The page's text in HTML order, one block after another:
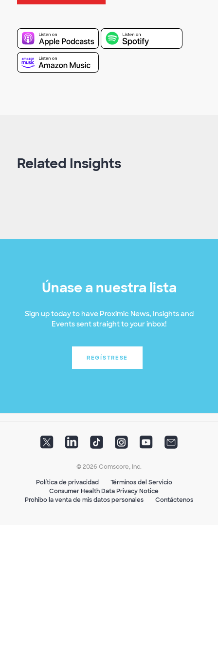
Related Insights
Únase a nuestra lista
Sign up today to have Proximic News, Insights and
Events sent straight to your inbox!
REGÍSTRESE
© 2026 Comscore, Inc.
Política de privacidad
Términos del Servicio
Consumer Health Data Privacy Notice
Prohibo la venta de mis datos personales
Contáctenos